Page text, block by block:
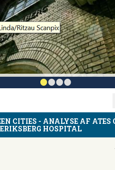
••••
CITIES - ANALYSE AF ATES
HOSPITAL